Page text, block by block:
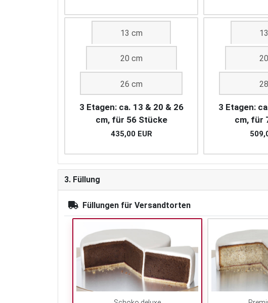
13 cm
20 cm
26 cm
3 Etagen: ca. 13 & 20 & 26
cm, für 56 Stücke
435,00 EUR
3 Etagen:
cm, für
3. Füllung
Füllungen für Versandtorten